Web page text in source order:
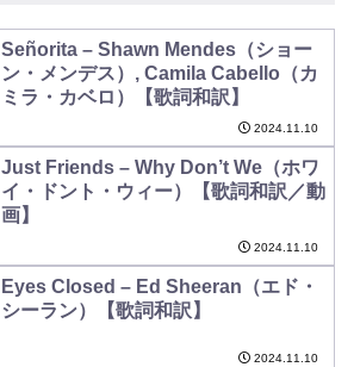
Señorita – Shawn Mendes（ショー
ン・メンデス）, Camila Cabello（カ
ミラ・カベロ）【歌詞和訳】
2024.11.10
Just Friends – Why Don’t We（ホワ
イ・ドント・ウィー）【歌詞和訳／動
画】
2024.11.10
Eyes Closed – Ed Sheeran（エド・
シーラン）【歌詞和訳】
2024.11.10